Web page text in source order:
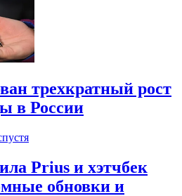
трехкратный рост
в России
Prius и хэтчбек
обновки и